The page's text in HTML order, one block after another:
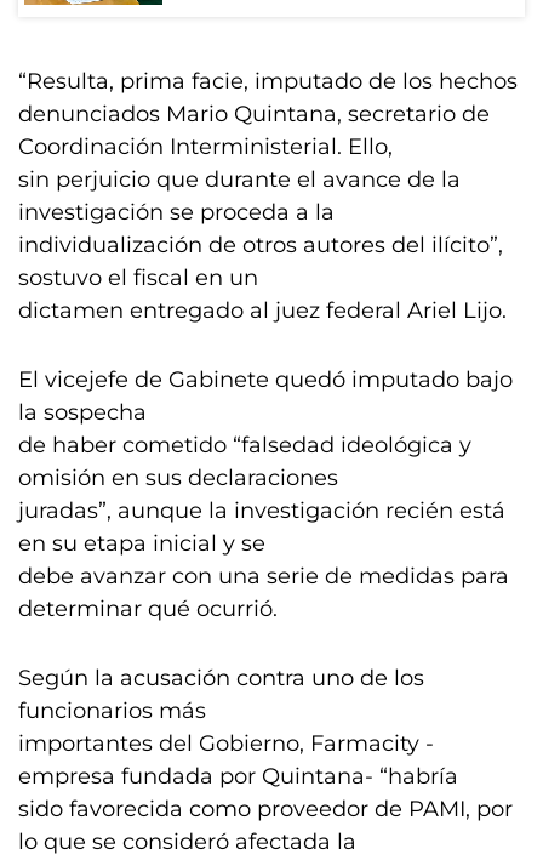
“Resulta, prima facie, imputado de los hechos
denunciados Mario Quintana, secretario de
Coordinación Interministerial. Ello,
sin perjuicio que durante el avance de la
investigación se proceda a la
individualización de otros autores del ilícito”,
sostuvo el fiscal en un
dictamen entregado al juez federal Ariel Lijo.
El vicejefe de Gabinete quedó imputado bajo
la sospecha
de haber cometido “falsedad ideológica y
omisión en sus declaraciones
juradas”, aunque la investigación recién está
en su etapa inicial y se
debe avanzar con una serie de medidas para
determinar qué ocurrió.
Según la acusación contra uno de los
funcionarios más
importantes del Gobierno, Farmacity -
empresa fundada por Quintana- “habría
sido favorecida como proveedor de PAMI, por
lo que se consideró afectada la